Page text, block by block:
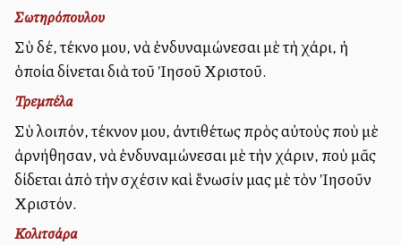
Σωτηρόπουλου
Σὺ δέ, τέκνο μου, νὰ ἐνδυναμώνεσαι μὲ τὴ χάρι, ἡ
ὁποία δίνεται διὰ τοῦ Ἰησοῦ Χριστοῦ.
Τρεμπέλα
Σὺ λοιπόν, τέκνον μου, ἀντιθέτως πρὸς αὐτοὺς ποὺ μὲ
ἀρνήθησαν, νὰ ἐνδυναμώνεσαι μὲ τὴν χάριν, ποὺ μᾶς
δίδεται ἀπὸ τὴν σχέσιν καὶ ἕνωσίν μας μὲ τὸν Ἰησοῦν
Χριστόν.
Κολιτσάρα